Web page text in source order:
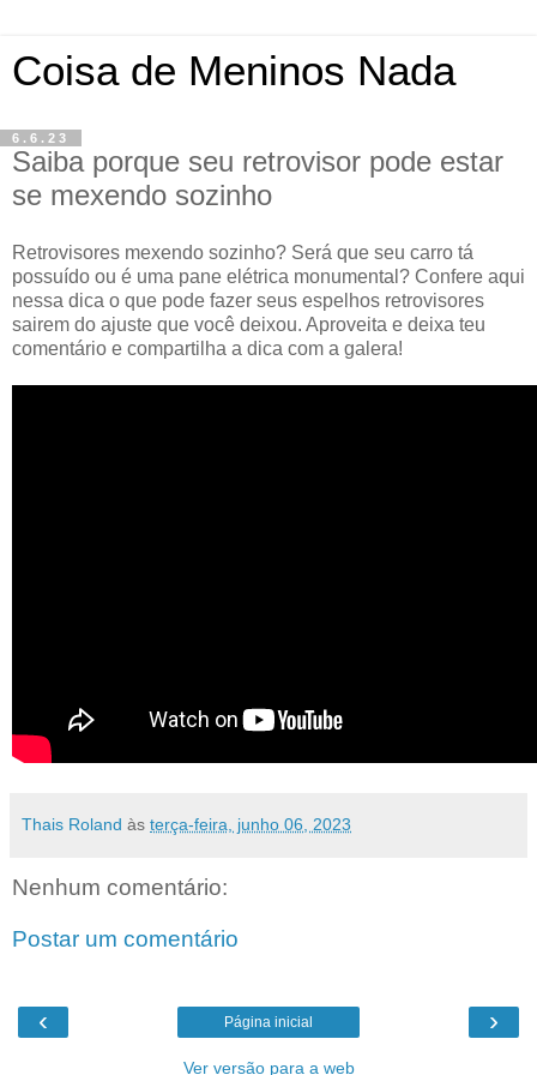
Coisa de Meninos Nada
6.6.23
Saiba porque seu retrovisor pode estar
se mexendo sozinho
Retrovisores mexendo sozinho? Será que seu carro tá
possuído ou é uma pane elétrica monumental? Confere aqui
nessa dica o que pode fazer seus espelhos retrovisores
sairem do ajuste que você deixou. Aproveita e deixa teu
comentário e compartilha a dica com a galera!
Thais Roland às terça-feira, junho 06, 2023
Nenhum comentário:
Postar um comentário
‹ ›
Página inicial
Ver versão para a web